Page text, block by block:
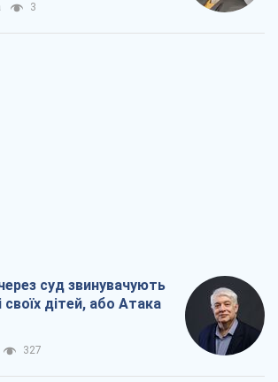
3
суд звинувачують
дітей, або Атака
327